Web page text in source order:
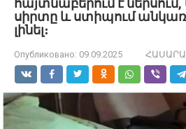
հայտնաբերում է
սիրտը և ստիպում
լինել։
Опубликовано: 09.09.2025